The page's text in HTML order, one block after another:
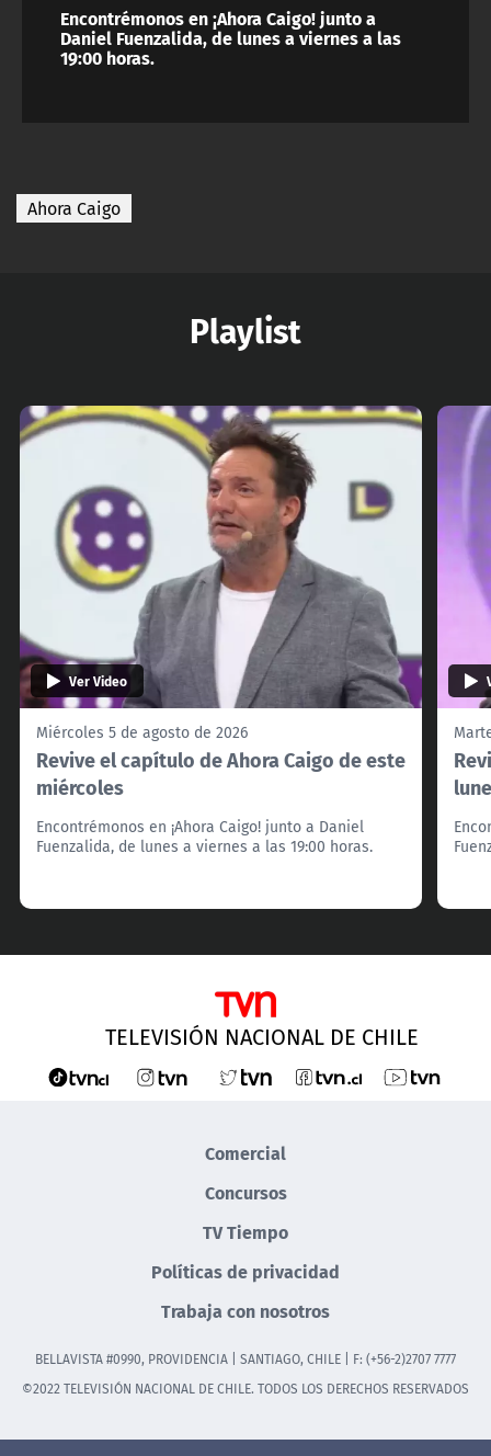
Encontrémonos en ¡Ahora Caigo! junto a
Daniel Fuenzalida, de lunes a viernes a las
19:00 horas.
Ahora Caigo
Playlist
Ver Video
Miércoles 5 de agosto de 2026
Revive el capítulo de Ahora Caigo de este
miércoles
Encontrémonos en ¡Ahora Caigo! junto a Daniel
Fuenzalida, de lunes a viernes a las 19:00 horas.
TELEVISIÓN NACIONAL DE CHILE
Comercial
Concursos
TV Tiempo
Políticas de privacidad
Trabaja con nosotros
BELLAVISTA #0990, PROVIDENCIA | SANTIAGO, CHILE | F: (+56-2)2707 7777
©2022 TELEVISIÓN NACIONAL DE CHILE. TODOS LOS DERECHOS RESERVADOS